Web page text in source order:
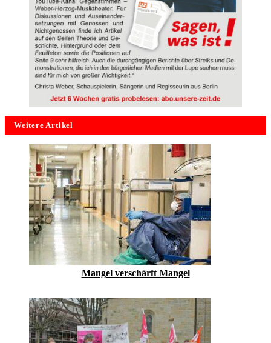
Weitere Artikel
Mangel verschärft Mangel